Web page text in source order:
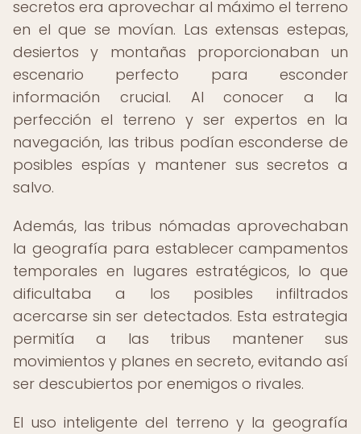
secretos era aprovechar al máximo el terreno
en el que se movían. Las extensas estepas,
desiertos y montañas proporcionaban un
escenario perfecto para esconder
información crucial. Al conocer a la
perfección el terreno y ser expertos en la
navegación, las tribus podían esconderse de
posibles espías y mantener sus secretos a
salvo.
Además, las tribus nómadas aprovechaban
la geografía para establecer campamentos
temporales en lugares estratégicos, lo que
dificultaba a los posibles infiltrados
acercarse sin ser detectados. Esta estrategia
permitía a las tribus mantener sus
movimientos y planes en secreto, evitando así
ser descubiertos por enemigos o rivales.
El uso inteligente del terreno y la geografía